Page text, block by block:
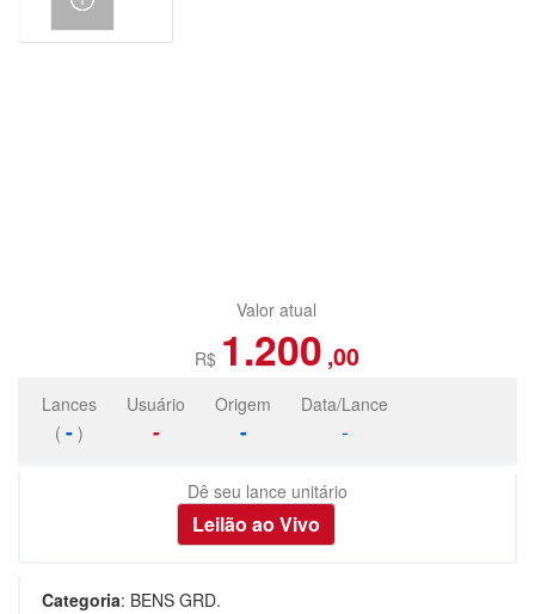
Valor atual
R$ 1.200 ,00
Lances
( - )
Usuário
-
Origem
-
Data/Lance
-
Dê seu lance unitário
Categoria: BENS GRD.